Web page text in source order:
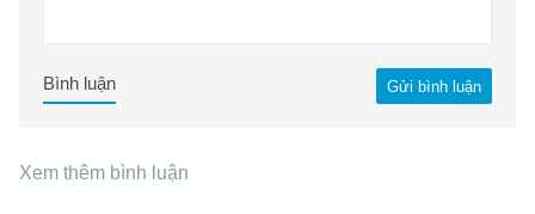
Gửi bình luận
Bình luận
Xem thêm bình luận